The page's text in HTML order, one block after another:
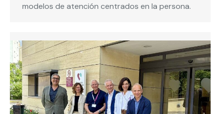
modelos de atención centrados en la persona.